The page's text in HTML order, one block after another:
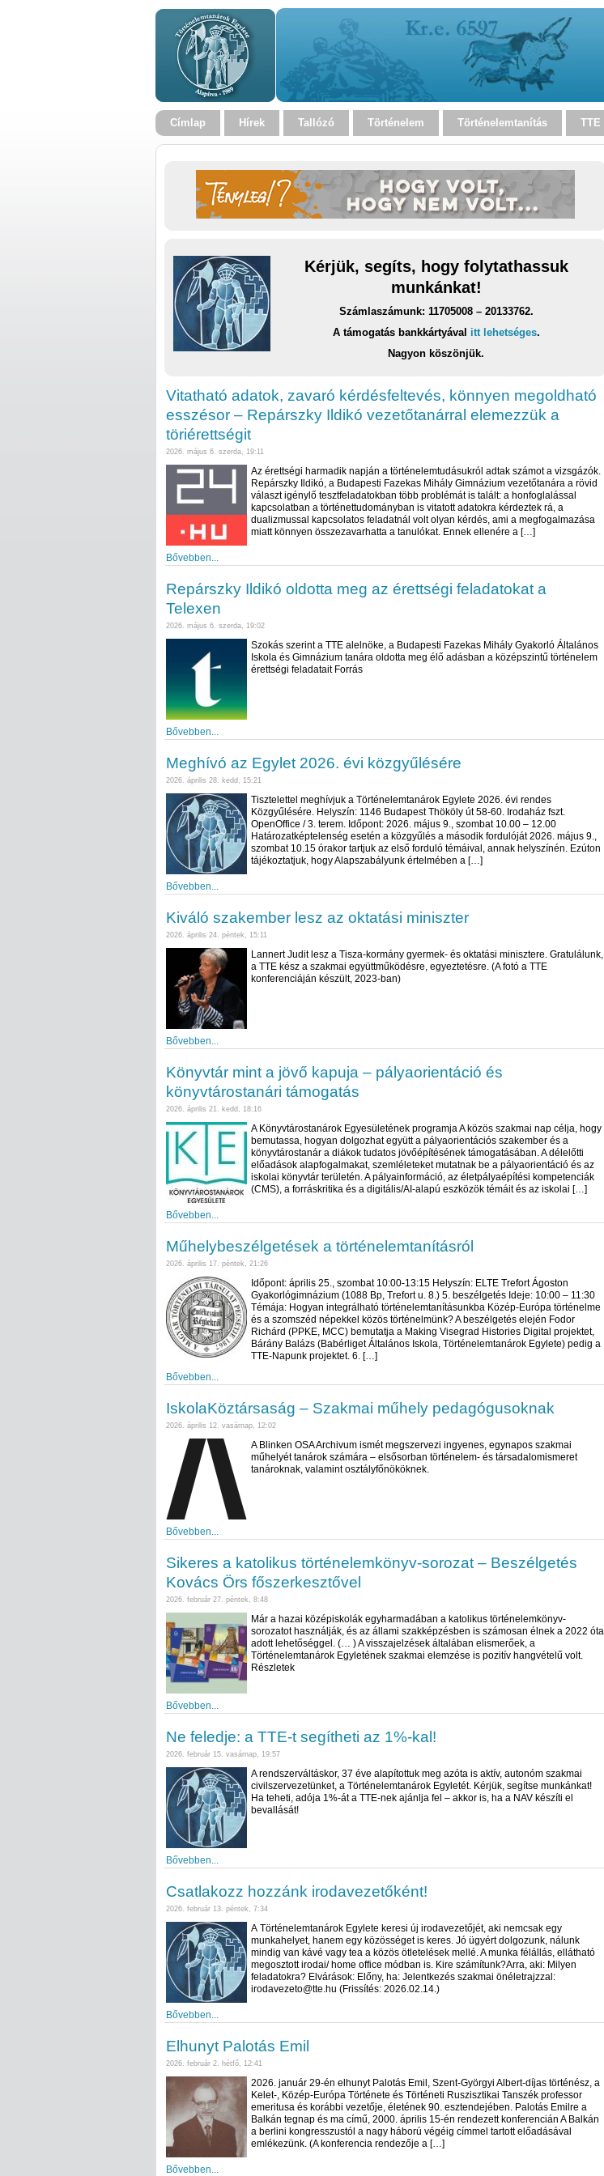
Címlap Hírek Tallózó Történelem Történelemtanítás TTE
Kérjük, segíts, hogy folytathassuk
munkánkat!
Számlaszámunk: 11705008 – 20133762.
A támogatás bankkártyával itt lehetséges.
Nagyon köszönjük.
Vitatható adatok, zavaró kérdésfeltevés, könnyen megoldható
esszésor – Repárszky Ildikó vezetőtanárral elemezzük a
töriérettségit
2026. május 6. szerda, 19:11
Az érettségi harmadik napján a történelemtudásukról adtak számot a vizsgázók.
Repárszky Ildikó, a Budapesti Fazekas Mihály Gimnázium vezetőtanára a rövid
választ igénylő tesztfeladatokban több problémát is talált: a honfoglalással
kapcsolatban a történettudományban is vitatott adatokra kérdeztek rá, a
dualizmussal kapcsolatos feladatnál volt olyan kérdés, ami a megfogalmazása
miatt könnyen összezavarhatta a tanulókat. Ennek ellenére a […]
Bővebben...
Repárszky Ildikó oldotta meg az érettségi feladatokat a
Telexen
2026. május 6. szerda, 19:02
Szokás szerint a TTE alelnöke, a Budapesti Fazekas Mihály Gyakorló Általános
Iskola és Gimnázium tanára oldotta meg élő adásban a középszintű történelem
érettségi feladatait Forrás
Bővebben...
Meghívó az Egylet 2026. évi közgyűlésére
2026. április 28. kedd, 15:21
Tisztelettel meghívjuk a Történelemtanárok Egylete 2026. évi rendes
Közgyűlésére. Helyszín: 1146 Budapest Thököly út 58-60. Irodaház fszt.
OpenOffice / 3. terem. Időpont: 2026. május 9., szombat 10.00 – 12.00
Határozatképtelenség esetén a közgyűlés a második fordulóját 2026. május 9.,
szombat 10.15 órakor tartjuk az első forduló témáival, annak helyszínén. Ezúton
tájékoztatjuk, hogy Alapszabályunk értelmében a […]
Bővebben...
Kiváló szakember lesz az oktatási miniszter
2026. április 24. péntek, 15:11
Lannert Judit lesz a Tisza-kormány gyermek- és oktatási minisztere. Gratulálunk,
a TTE kész a szakmai együttműködésre, egyeztetésre. (A fotó a TTE
konferenciáján készült, 2023-ban)
Bővebben...
Könyvtár mint a jövő kapuja – pályaorientáció és
könyvtárostanári támogatás
2026. április 21. kedd, 18:16
A Könyvtárostanárok Egyesületének programja A közös szakmai nap célja, hogy
bemutassa, hogyan dolgozhat együtt a pályaorientációs szakember és a
könyvtárostanár a diákok tudatos jövőépítésének támogatásában. A délelőtti
előadások alapfogalmakat, szemléleteket mutatnak be a pályaorientáció és az
iskolai könyvtár területén. A pályainformáció, az életpályaépítési kompetenciák
(CMS), a forráskritika és a digitális/AI‑alapú eszközök témáit és az iskolai […]
Bővebben...
Műhelybeszélgetések a történelemtanításról
2026. április 17. péntek, 21:26
Időpont: április 25., szombat 10:00-13:15 Helyszín: ELTE Trefort Ágoston
Gyakorlógimnázium (1088 Bp, Trefort u. 8.) 5. beszélgetés Ideje: 10:00 – 11:30
Témája: Hogyan integrálható történelemtanításunkba Közép-Európa történelme
és a szomszéd népekkel közös történelmünk? A beszélgetés elején Fodor
Richárd (PPKE, MCC) bemutatja a Making Visegrad Histories Digital projektet,
Bárány Balázs (Babérliget Általános Iskola, Történelemtanárok Egylete) pedig a
TTE-Napunk projektet. 6. […]
Bővebben...
IskolaKöztársaság – Szakmai műhely pedagógusoknak
2026. április 12. vasárnap, 12:02
A Blinken OSA Archivum ismét megszervezi ingyenes, egynapos szakmai
műhelyét tanárok számára – elsősorban történelem- és társadalomismeret
tanároknak, valamint osztályfőnököknek.
Bővebben...
Sikeres a katolikus történelemkönyv-sorozat – Beszélgetés
Kovács Örs főszerkesztővel
2026. február 27. péntek, 8:48
Már a hazai középiskolák egyharmadában a katolikus történelemkönyv-
sorozatot használják, és az állami szakképzésben is számosan élnek a 2022 óta
adott lehetőséggel. (… ) A visszajelzések általában elismerőek, a
Történelemtanárok Egyletének szakmai elemzése is pozitív hangvételű volt.
Részletek
Bővebben...
Ne feledje: a TTE-t segítheti az 1%-kal!
2026. február 15. vasárnap, 19:57
A rendszerváltáskor, 37 éve alapítottuk meg azóta is aktív, autonóm szakmai
civilszervezetünket, a Történelemtanárok Egyletét. Kérjük, segítse munkánkat!
Ha teheti, adója 1%-át a TTE-nek ajánlja fel – akkor is, ha a NAV készíti el
bevallását!
Bővebben...
Csatlakozz hozzánk irodavezetőként!
2026. február 13. péntek, 7:34
A Történelemtanárok Egylete keresi új irodavezetőjét, aki nemcsak egy
munkahelyet, hanem egy közösséget is keres. Jó ügyért dolgozunk, nálunk
mindig van kávé vagy tea a közös ötletelések mellé. A munka félállás, ellátható
megosztott irodai/ home office módban is. Kire számítunk?Arra, aki: Milyen
feladatokra? Elvárások: Előny, ha: Jelentkezés szakmai önéletrajzzal:
irodavezeto@tte.hu (Frissítés: 2026.02.14.)
Bővebben...
Elhunyt Palotás Emil
2026. február 2. hétfő, 12:41
2026. január 29-én elhunyt Palotás Emil, Szent-Györgyi Albert-díjas történész, a
Kelet-, Közép-Európa Története és Történeti Ruszisztikai Tanszék professor
emeritusa és korábbi vezetője, életének 90. esztendejében. Palotás Emilre a
Balkán tegnap és ma című, 2000. április 15-én rendezett konferencián A Balkán
a berlini kongresszustól a nagy háború végéig címmel tartott előadásával
emlékezünk. (A konferencia rendezője a […]
Bővebben...